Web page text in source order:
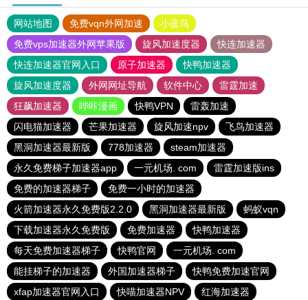
网站地图 免费vqn外网加速
小蓝鸟
免费vps加速器外网苹果版
旋风加速度器
快连加速器
快连加速器官网入口
原子加速器
快鸭加速器
旋风加速度器
外网网址导航 软件中心
雷霆加速
狂飙加速器
哔咔漫画 快鸭VPN
雷轰加速
闪电猫加速器
芒果加速器 旋风加速npv
飞鸟加速器
黑洞加速器最新版
778加速器
steam加速器
永久免费梯子加速器app
一元机场. com
雷霆加速版ins
免费的加速器梯子
免费一小时的加速器
火箭加速器永久免费版2.2.0
黑洞加速器最新版
蚂蚁vqn
下载加速器永久免费版
免费加速器
快鸭加速器
每天免费加速器梯子
快鸭官网
一元机场. com
能挂梯子的加速器
外国加速器梯子
快鸭免费加速官网
xfap加速器官网入口
快喵加速器NPV 红海加速器